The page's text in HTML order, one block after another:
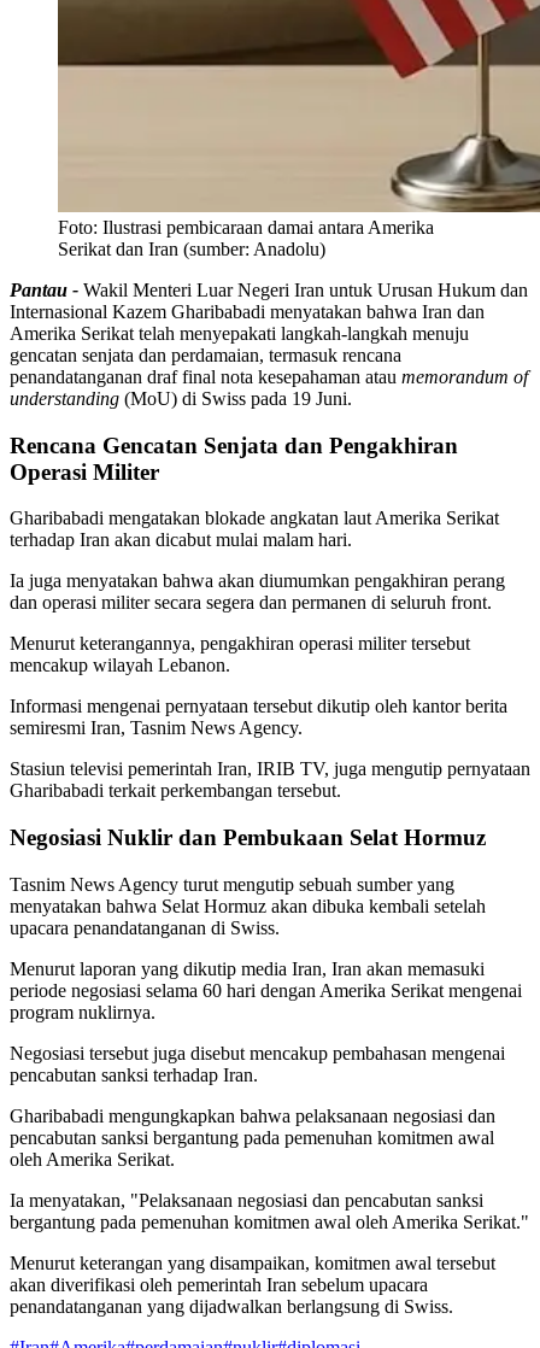
Foto: Ilustrasi pembicaraan damai antara Amerika
Serikat dan Iran (sumber: Anadolu)
Pantau - Wakil Menteri Luar Negeri Iran untuk Urusan Hukum dan
Internasional Kazem Gharibabadi menyatakan bahwa Iran dan
Amerika Serikat telah menyepakati langkah-langkah menuju
gencatan senjata dan perdamaian, termasuk rencana
penandatanganan draf final nota kesepahaman atau memorandum of
understanding (MoU) di Swiss pada 19 Juni.
Rencana Gencatan Senjata dan Pengakhiran
Operasi Militer
Gharibabadi mengatakan blokade angkatan laut Amerika Serikat
terhadap Iran akan dicabut mulai malam hari.
Ia juga menyatakan bahwa akan diumumkan pengakhiran perang
dan operasi militer secara segera dan permanen di seluruh front.
Menurut keterangannya, pengakhiran operasi militer tersebut
mencakup wilayah Lebanon.
Informasi mengenai pernyataan tersebut dikutip oleh kantor berita
semiresmi Iran, Tasnim News Agency.
Stasiun televisi pemerintah Iran, IRIB TV, juga mengutip pernyataan
Gharibabadi terkait perkembangan tersebut.
Negosiasi Nuklir dan Pembukaan Selat Hormuz
Tasnim News Agency turut mengutip sebuah sumber yang
menyatakan bahwa Selat Hormuz akan dibuka kembali setelah
upacara penandatanganan di Swiss.
Menurut laporan yang dikutip media Iran, Iran akan memasuki
periode negosiasi selama 60 hari dengan Amerika Serikat mengenai
program nuklirnya.
Negosiasi tersebut juga disebut mencakup pembahasan mengenai
pencabutan sanksi terhadap Iran.
Gharibabadi mengungkapkan bahwa pelaksanaan negosiasi dan
pencabutan sanksi bergantung pada pemenuhan komitmen awal
oleh Amerika Serikat.
Ia menyatakan, "Pelaksanaan negosiasi dan pencabutan sanksi
bergantung pada pemenuhan komitmen awal oleh Amerika Serikat."
Menurut keterangan yang disampaikan, komitmen awal tersebut
akan diverifikasi oleh pemerintah Iran sebelum upacara
penandatanganan yang dijadwalkan berlangsung di Swiss.